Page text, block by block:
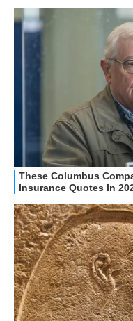
STREAMING E SERIE TV